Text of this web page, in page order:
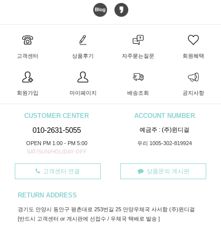
고객센터 상품후기 자주묻는질문 회원혜택
회원가입 마이페이지 배송조회 공지사항
CUSTOMER CENTER
010-2631-5055
OPEN PM 1:00 - PM 5:00
SAT/SUN/HOLIDAY OFF
ACCOUNT NUMBER
예금주 : (주)윈디걸
우리 1005-302-819924
고객센터 연결 상품문의 게시판
RETURN ADDRESS
경기도 안양시 동안구 평촌대로 253번길 25 안양우체국 사서함 (주)윈디걸
[반드시 고객센터 or 게시판에 선접수 / 우체국 택배로 발송 ]